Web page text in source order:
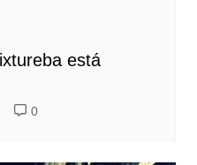
está
0